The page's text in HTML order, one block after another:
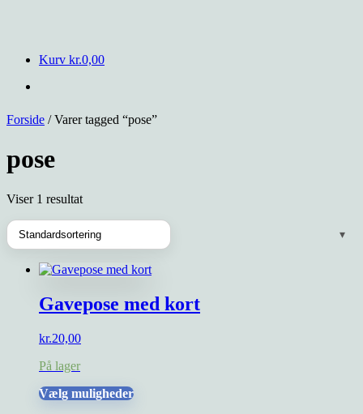
Kurv kr.0,00
Forside / Varer tagged “pose”
pose
Viser 1 resultat
Gavepose med kort
kr.20,00
På lager
Vælg mulighederDette